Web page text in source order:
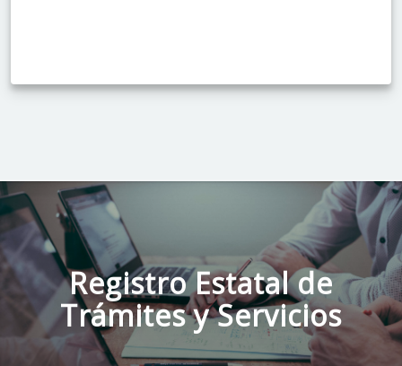
Registro Estatal de
Trámites y Servicios